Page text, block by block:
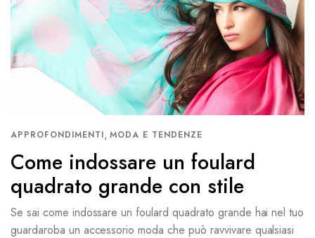
APPROFONDIMENTI, MODA E TENDENZE
Come indossare un foulard
quadrato grande con stile
Se sai come indossare un foulard quadrato grande hai nel tuo
guardaroba un accessorio moda che può ravvivare qualsiasi